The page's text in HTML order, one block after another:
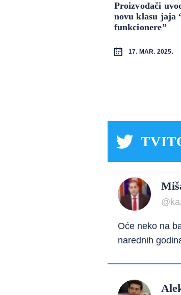
Proizvođači
novu klasu jaja
funkcionere”
17. MAR. 2025.
Oće neko na
narednih